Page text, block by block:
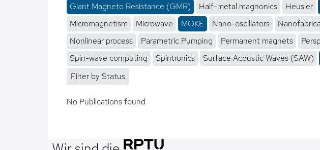
Giant Magneto Resistance (GMR)
Half-metal magnonics Heusler
Micromagnetism
Microwave MOKE Nano-oscillators
Nonlinear process
Parametric Pumping Permanent magnets
Spin-wave computing
Spintronics Surface Acoustic Waves (SAW)
Filter by Status
No Publications found